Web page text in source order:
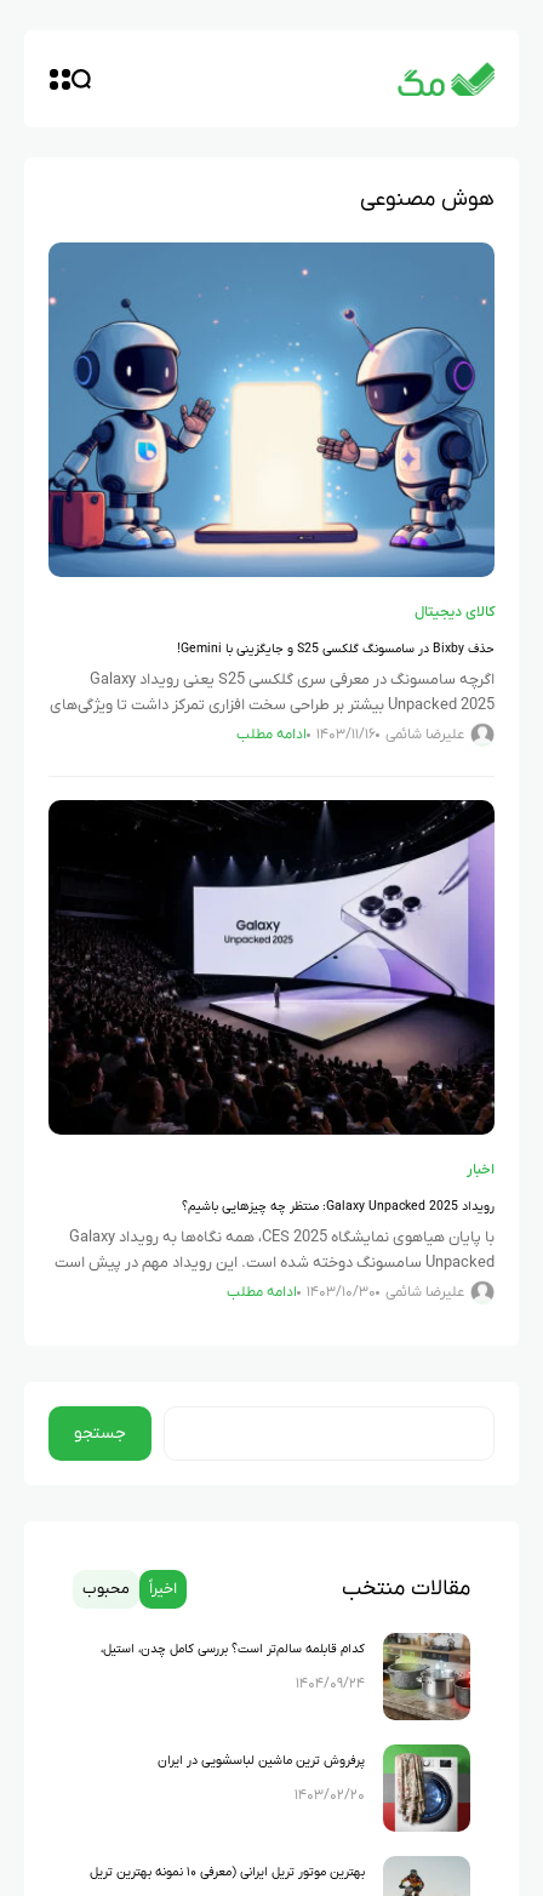
هوش مصنوعی
کالای دیجیتال
حذف Bixby در سامسونگ گلکسی S25 و جایگزینی با Gemini!
اگرچه سامسونگ در معرفی سری گلکسی S25 یعنی رویداد Galaxy
Unpacked 2025 بیشتر بر طراحی سخت افزاری تمرکز داشت تا ویژگی‌های
نرم‌افزاری، اما همین تمرکز نشان‌دهنده تغییرات بزرگی است که
علیرضا شائمی ۱۴۰۳/۱۱/۱۶ ادامه مطلب
اخبار
رویداد Galaxy Unpacked 2025: منتظر چه چیزهایی باشیم؟
با پایان هیاهوی نمایشگاه CES 2025، همه نگاه‌ها به رویداد Galaxy
Unpacked سامسونگ دوخته شده است. این رویداد مهم در پیش است
و سامسونگ قرار است جدیدترین محصولات خود را
علیرضا شائمی ۱۴۰۳/۱۰/۳۰ ادامه مطلب
جستجو
مقالات منتخب اخیراً محبوب
کدام قابلمه سالم‌تر است؟ بررسی کامل چدن، استیل،
گرانیت و تفلون
۱۴۰۴/۰۹/۲۴
پرفروش ترین ماشین لباسشویی در ایران
۱۴۰۳/۰۲/۲۰
بهترین موتور تریل ایرانی (معرفی ۱۰ نمونه بهترین تریل